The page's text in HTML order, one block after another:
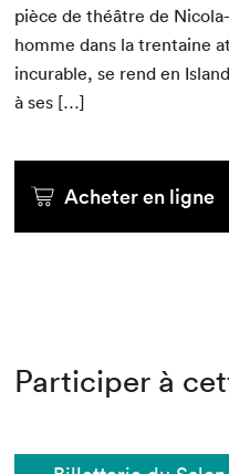
pièce de théâtre de
homme dans la trentaine
incur­able, se rend en
à ses […]
Acheter en ligne
Participer à